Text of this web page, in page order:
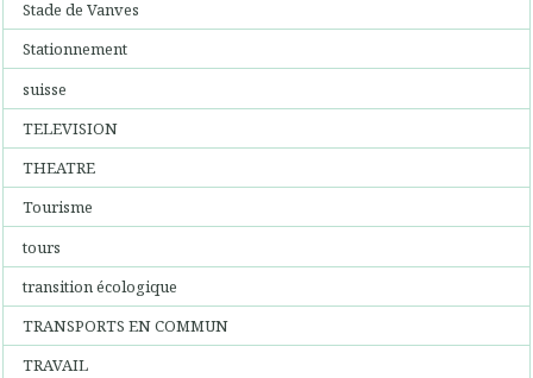
Stade de Vanves
Stationnement
suisse
TELEVISION
THEATRE
Tourisme
tours
transition écologique
TRANSPORTS EN COMMUN
TRAVAIL